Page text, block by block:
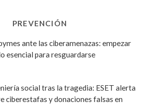
PREVENCIÓN
ante las ciberamenazas: empezar
esencial para resguardarse
social tras la tragedia: ESET alerta
ciberestafas y donaciones falsas en